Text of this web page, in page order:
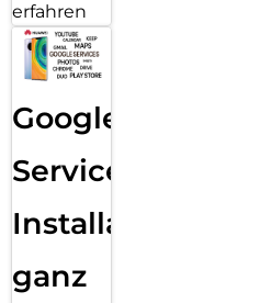
erfahren
Google
Services
Installation
ganz